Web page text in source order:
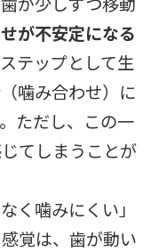
が不安定になる
テップとして生
噛み合わせ）に
ただし、この一
てしまうことが
く噛みにくい」
覚は、歯が動い